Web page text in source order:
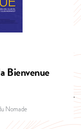
Bienvenue
Nomade